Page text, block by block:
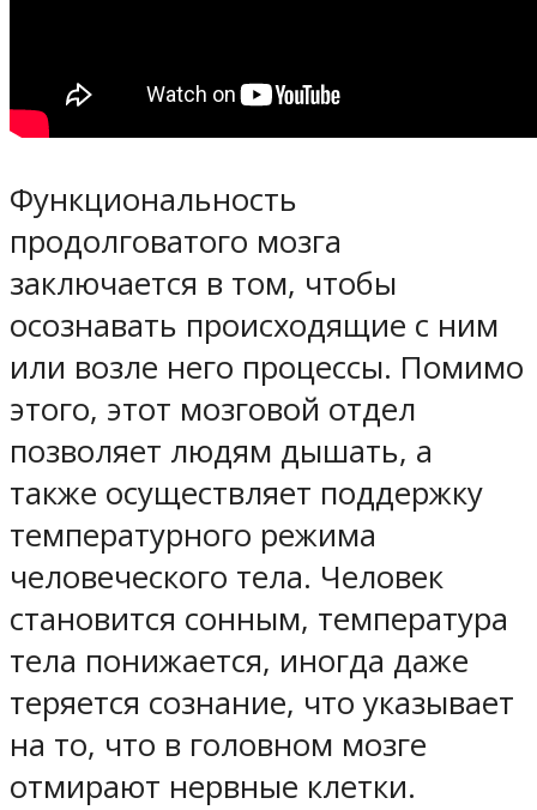
Функциональность
продолговатого мозга
заключается в том, чтобы
осознавать происходящие с ним
или возле него процессы. Помимо
этого, этот мозговой отдел
позволяет людям дышать, а
также осуществляет поддержку
температурного режима
человеческого тела. Человек
становится сонным, температура
тела понижается, иногда даже
теряется сознание, что указывает
на то, что в головном мозге
отмирают нервные клетки.